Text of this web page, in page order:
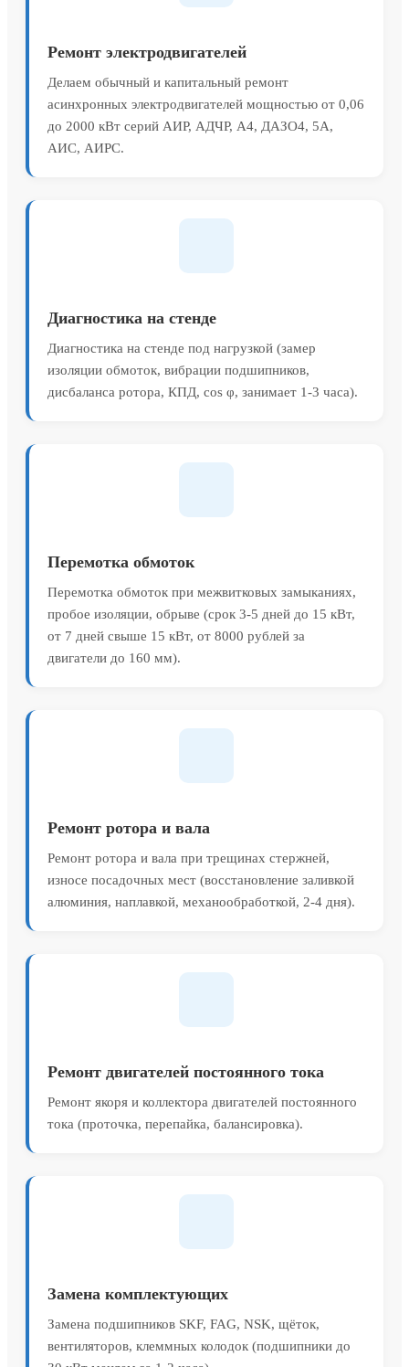
Ремонт электродвигателей
Делаем обычный и капитальный ремонт
асинхронных электродвигателей мощностью от 0,06
до 2000 кВт серий АИР, АДЧР, А4, ДАЗО4, 5А,
АИС, АИРС.
Диагностика на стенде
Диагностика на стенде под нагрузкой (замер
изоляции обмоток, вибрации подшипников,
дисбаланса ротора, КПД, cos φ, занимает 1-3 часа).
Перемотка обмоток
Перемотка обмоток при межвитковых замыканиях,
пробое изоляции, обрыве (срок 3-5 дней до 15 кВт,
от 7 дней свыше 15 кВт, от 8000 рублей за
двигатели до 160 мм).
Ремонт ротора и вала
Ремонт ротора и вала при трещинах стержней,
износе посадочных мест (восстановление заливкой
алюминия, наплавкой, механообработкой, 2-4 дня).
Ремонт двигателей постоянного тока
Ремонт якоря и коллектора двигателей постоянного
тока (проточка, перепайка, балансировка).
Замена комплектующих
Замена подшипников SKF, FAG, NSK, щёток,
вентиляторов, клеммных колодок (подшипники до